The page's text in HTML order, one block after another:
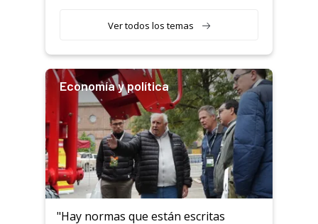
llamar la atención"
Ver todos los temas
Economía y política
"Hay normas que están escritas